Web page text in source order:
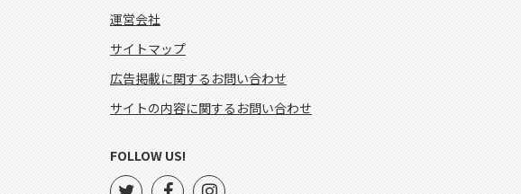
運営会社
サイトマップ
広告掲載に関するお問い合わせ
サイトの内容に関するお問い合わせ
FOLLOW US!